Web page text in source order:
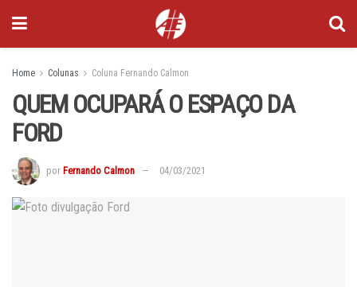
Home Colunas Coluna Fernando Calmon
QUEM OCUPARÁ O ESPAÇO DA
FORD
por Fernando Calmon 04/03/2021